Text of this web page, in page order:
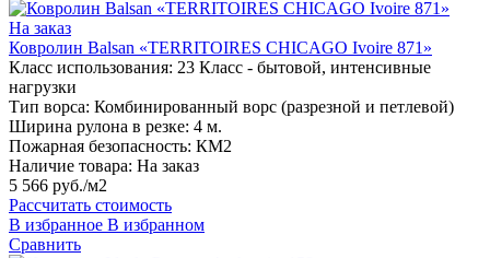
На заказ
Ковролин Balsan «TERRITOIRES CHICAGO Ivoire 871»
Класс использования: 23 Класс - бытовой, интенсивные
нагрузки
Тип ворса: Комбинированный ворс (разрезной и петлевой)
Ширина рулона в резке: 4 м.
Пожарная безопасность: КМ2
Наличие товара: На заказ
5 566 руб./м2
Рассчитать стоимость
В избранное В избранном
Сравнить